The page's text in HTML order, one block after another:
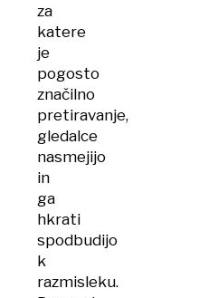
za
katere
je
pogosto
značilno
pretiravanje,
gledalce
nasmejijo
in
ga
hkrati
spodbudijo
k
razmisleku.